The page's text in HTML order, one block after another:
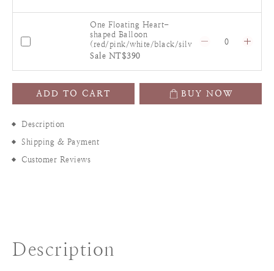
One Floating Heart-
shaped Balloon
(red/pink/white/black/silv
er)
Sale NT$390
ADD TO CART BUY NOW
Description
Shipping & Payment
Customer Reviews
Description